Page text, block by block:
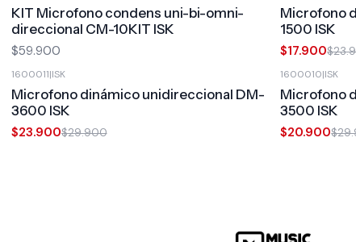
KIT Microfono condens uni-bi-omni-
direccional CM-10KIT ISK
$59.900
Microfono
1500 ISK
$17.900
1600011|ISK
Microfono dinámico unidireccional DM-
3600 ISK
$23.900$29.900
1600010|ISK
Microfono
3500 ISK
$20.900